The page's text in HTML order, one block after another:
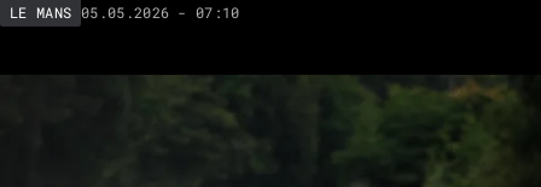
LE MANS 05.05.2026 - 07:10